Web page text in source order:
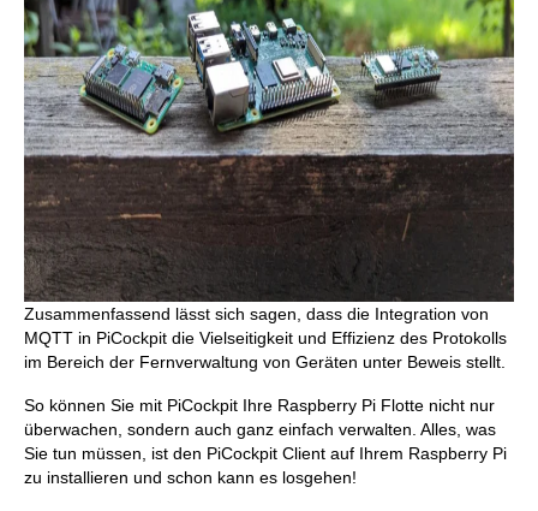
Zusammenfassend lässt sich sagen, dass die Integration von
MQTT in PiCockpit die Vielseitigkeit und Effizienz des Protokolls
im Bereich der Fernverwaltung von Geräten unter Beweis stellt.
So können Sie mit PiCockpit Ihre Raspberry Pi Flotte nicht nur
überwachen, sondern auch ganz einfach verwalten. Alles, was
Sie tun müssen, ist den PiCockpit Client auf Ihrem Raspberry Pi
zu installieren und schon kann es losgehen!